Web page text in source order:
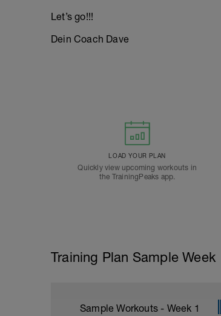
Let’s go!!!
Dein Coach Dave
LOAD YOUR PLAN
Quickly view upcoming workouts in
the TrainingPeaks app.
Training Plan Sample Week
Sample Workouts - Week 1